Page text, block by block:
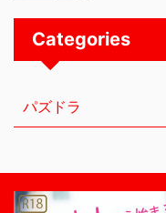
Categories
パズドラ